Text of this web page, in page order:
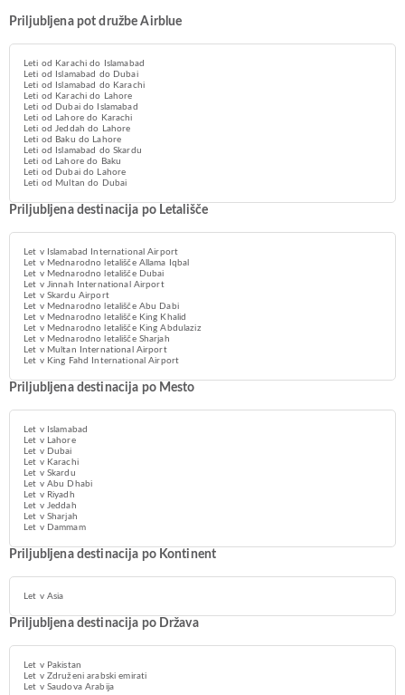
Priljubljena pot družbe Airblue
Leti od Karachi do Islamabad
Leti od Islamabad do Dubai
Leti od Islamabad do Karachi
Leti od Karachi do Lahore
Leti od Dubai do Islamabad
Leti od Lahore do Karachi
Leti od Jeddah do Lahore
Leti od Baku do Lahore
Leti od Islamabad do Skardu
Leti od Lahore do Baku
Leti od Dubai do Lahore
Leti od Multan do Dubai
Priljubljena destinacija po Letališče
Let v Islamabad International Airport
Let v Mednarodno letališče Allama Iqbal
Let v Mednarodno letališče Dubai
Let v Jinnah International Airport
Let v Skardu Airport
Let v Mednarodno letališče Abu Dabi
Let v Mednarodno letališče King Khalid
Let v Mednarodno letališče King Abdulaziz
Let v Mednarodno letališče Sharjah
Let v Multan International Airport
Let v King Fahd International Airport
Priljubljena destinacija po Mesto
Let v Islamabad
Let v Lahore
Let v Dubai
Let v Karachi
Let v Skardu
Let v Abu Dhabi
Let v Riyadh
Let v Jeddah
Let v Sharjah
Let v Dammam
Priljubljena destinacija po Kontinent
Let v Asia
Priljubljena destinacija po Država
Let v Pakistan
Let v Združeni arabski emirati
Let v Saudova Arabija